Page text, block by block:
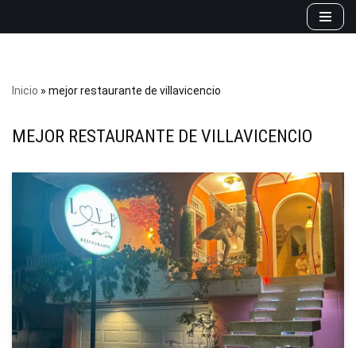
Inicio » mejor restaurante de villavicencio
MEJOR RESTAURANTE DE VILLAVICENCIO